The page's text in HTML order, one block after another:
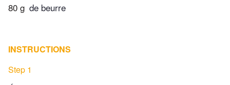
80 g de beurre
INSTRUCTIONS
Step 1